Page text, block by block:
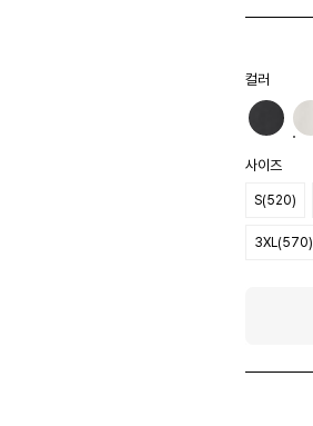
컬러
사이즈
S(520)
3XL(570)